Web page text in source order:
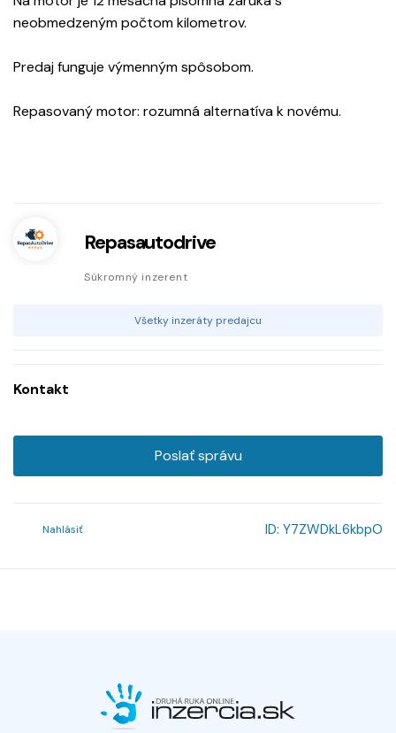
neobmedzeným počtom kilometrov.
Predaj funguje výmenným spôsobom.
Repasovaný motor: rozumná alternatíva k novému.
Repasautodrive
Súkromný inzerent
Všetky inzeráty predajcu
Kontakt
Poslať správu
Nahlásiť ID: Y7ZWDkL6kbpO